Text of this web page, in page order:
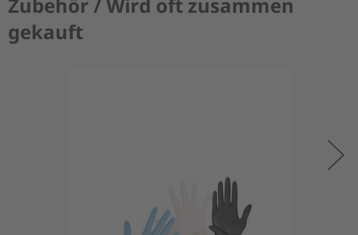
gekauft